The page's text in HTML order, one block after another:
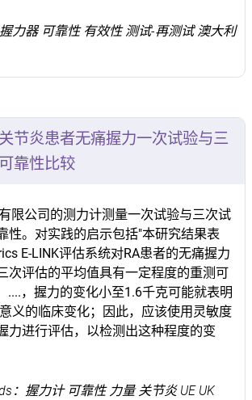
力器 可靠性 有效性 测试-再测试 澳大利
节炎患者无痛握力一次试验与三
靠性比较
限公司的测力计测量一次试验与三次试
性。对实践的启示包括"本研究结果表
E-LINK评估系统对RA患者的无痛握力
次评估的平均值具有一定程度的重测可
....，握力的变化小至1.6千克可能就表明
义的临床变化；因此，应该使用灵敏度
力进行评估，以检测出这种程度的变
：握力计 可靠性 力量 关节炎 UE UK